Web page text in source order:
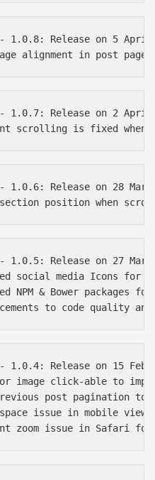
1.0.8: Release on 5
1.0.7: Release on 2
1.0.6: Release on 28
1.0.5: Release on 27
social media Icons for
NPM & Bower packages
1.0.4: Release on 15 Feb
image click-able to
post pagination to
issue in mobile view